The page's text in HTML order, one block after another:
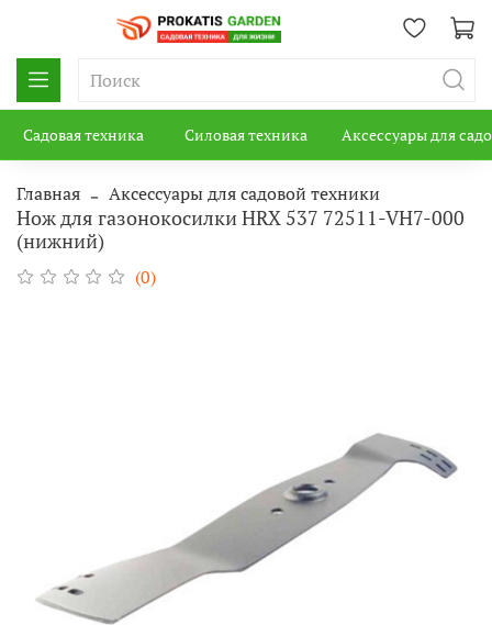
Садовая техника Силовая техника Аксессуары для
Главная Аксессуары для садовой техники
Нож для газонокосилки HRX 537 72511-VH7-000
(нижний)
(0)